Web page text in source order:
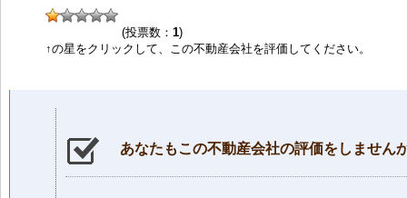
(投票数： 1)
↑の星をクリックして、この不動産会社を評価してください。
あなたもこの不動産会社の評価をしません